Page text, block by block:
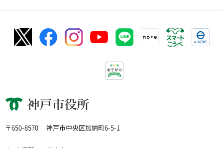
神戸市役所
〒650-8570 神戸市中央区加納町6-5-1